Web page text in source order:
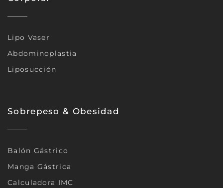
Lipo Vaser
Abdominoplastia
Liposucción
Sobrepeso & Obesidad
Balón Gástrico
Manga Gástrica
Calculadora IMC